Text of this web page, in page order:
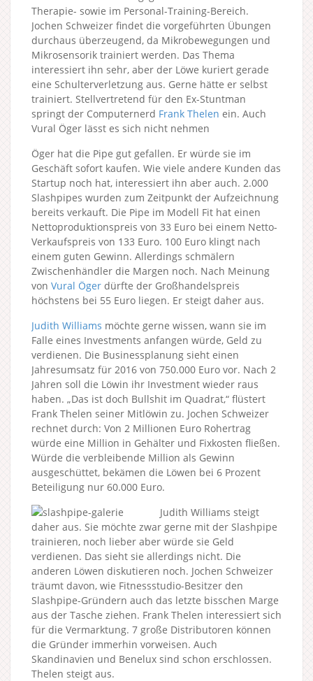
Therapie- sowie im Personal-Training-Bereich.
Jochen Schweizer findet die vorgeführten Übungen
durchaus überzeugend, da Mikrobewegungen und
Mikrosensorik trainiert werden. Das Thema
interessiert ihn sehr, aber der Löwe kuriert gerade
eine Schulterverletzung aus. Gerne hätte er selbst
trainiert. Stellvertretend für den Ex-Stuntman
springt der Computernerd Frank Thelen ein. Auch
Vural Öger lässt es sich nicht nehmen
Öger hat die Pipe gut gefallen. Er würde sie im
Geschäft sofort kaufen. Wie viele andere Kunden das
Startup noch hat, interessiert ihn aber auch. 2.000
Slashpipes wurden zum Zeitpunkt der Aufzeichnung
bereits verkauft. Die Pipe im Modell Fit hat einen
Nettoproduktionspreis von 33 Euro bei einem Netto-
Verkaufspreis von 133 Euro. 100 Euro klingt nach
einem guten Gewinn. Allerdings schmälern
Zwischenhändler die Margen noch. Nach Meinung
von Vural Öger dürfte der Großhandelspreis
höchstens bei 55 Euro liegen. Er steigt daher aus.
Judith Williams möchte gerne wissen, wann sie im
Falle eines Investments anfangen würde, Geld zu
verdienen. Die Businessplanung sieht einen
Jahresumsatz für 2016 von 750.000 Euro vor. Nach 2
Jahren soll die Löwin ihr Investment wieder raus
haben. „Das ist doch Bullshit im Quadrat,“ flüstert
Frank Thelen seiner Mitlöwin zu. Jochen Schweizer
rechnet durch: Von 2 Millionen Euro Rohertrag
würde eine Million in Gehälter und Fixkosten fließen.
Würde die verbleibende Million als Gewinn
ausgeschüttet, bekämen die Löwen bei 6 Prozent
Beteiligung nur 60.000 Euro.
Judith Williams steigt
daher aus. Sie möchte zwar gerne mit der Slashpipe
trainieren, noch lieber aber würde sie Geld
verdienen. Das sieht sie allerdings nicht. Die
anderen Löwen diskutieren noch. Jochen Schweizer
träumt davon, wie Fitnessstudio-Besitzer den
Slashpipe-Gründern auch das letzte bisschen Marge
aus der Tasche ziehen. Frank Thelen interessiert sich
für die Vermarktung. 7 große Distributoren können
die Gründer immerhin vorweisen. Auch
Skandinavien und Benelux sind schon erschlossen.
Thelen steigt aus.